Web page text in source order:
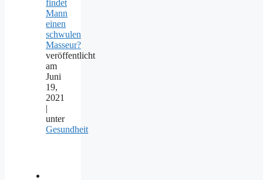
findet
Mann
einen
schwulen
Masseur?
veröffentlicht
am
Juni
19,
2021
|
unter
Gesundheit